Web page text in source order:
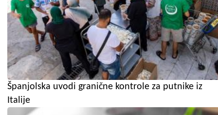
Španjolska uvodi granične kontrole za putnike iz
Italije